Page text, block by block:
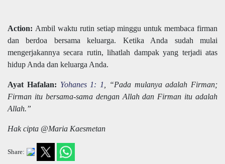
Action: Ambil waktu rutin setiap minggu untuk membaca firman
dan berdoa bersama keluarga. Ketika Anda sudah mulai
mengerjakannya secara rutin, lihatlah dampak yang terjadi atas
hidup Anda dan keluarga Anda.
Ayat Hafalan: Yohanes 1: 1
, “Pada mulanya adalah Firman;
Firman itu bersama-sama dengan Allah dan Firman itu adalah
Allah.”
Hak cipta @Maria Kaesmetan
Share: